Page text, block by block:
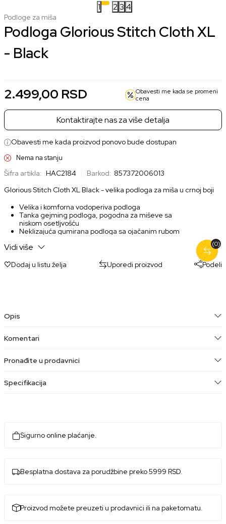
1 23 4
Podloge za miša
Podloga Glorious Stitch Cloth XL
- Black
2.499,00 RSD
Obavesti me kada se promeni
cena
Kontaktirajte nas za više detalja
Obavesti me kada proizvod ponovo bude dostupan
Nema na stanju
Šifra artikla: HAC2184 Barkod: 857372006013
Glorious Stitch Cloth XL Black - velika podloga za miša u crnoj boji
Velika i komforna vodoperiva podloga
Tanka gejming podloga, pogodna za miševe sa
niskom osetljvošću
Neklizajuća gumirana podloga sa ojačanim rubom
Vidi više
Dodaj u listu želja Uporedi proizvod Podeli
(0)
Opis
Komentari
Pronađite u prodavnici
Specifikacija
Sigurno online plaćanje.
Besplatna dostava za porudžbine preko 5999 RSD.
Proizvod možete preuzeti u prodavnici ili na paketomatu.